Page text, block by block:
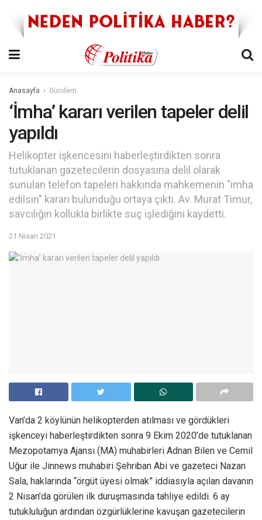
Anasayfa Gündem
‘İmha’ kararı verilen tapeler delil
yapıldı
Helikopter işkencesini haberleştirdikten sonra
tutuklanan gazetecilerin dosyasına delil olarak
sunulan telefon tapeleri hakkında mahkemenin "imha
edilsin" kararı bulunduğu ortaya çıktı. Av. Murat Timur,
savcılığın kollukla birlikte suç işlediğini kaydetti.
21 Nisan 2021
Van’da 2 köylünün helikopterden atılması ve gördükleri
işkenceyi haberleştirdikten sonra 9 Ekim 2020’de tutuklanan
Mezopotamya Ajansı (MA) muhabirleri Adnan Bilen ve Cemil
Uğur ile Jinnews muhabiri Şehriban Abi ve gazeteci Nazan
Sala, haklarında “örgüt üyesi olmak” iddiasıyla açılan davanın
2 Nisan’da görülen ilk duruşmasında tahliye edildi. 6 ay
tutukluluğun ardından özgürlüklerine kavuşan gazetecilerin